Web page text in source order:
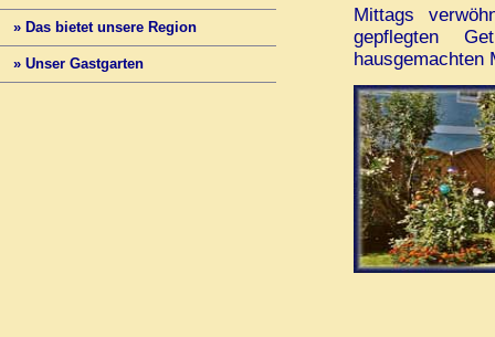
» Das bietet unsere Region
» Unser Gastgarten
Mittags
gepflegten
hausgemachten